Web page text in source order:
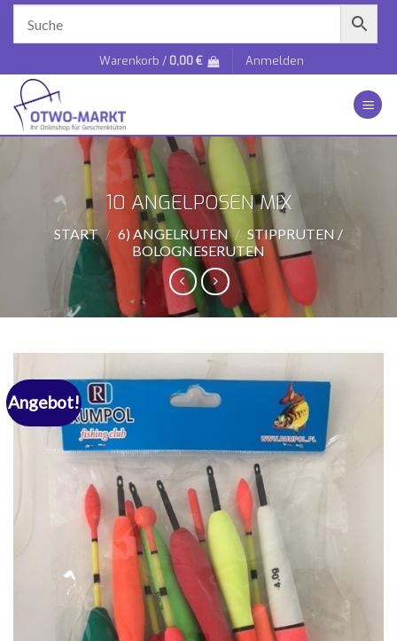
Zum
Inhalt
Warenkorb / 0,00€ Anmelden
10 ANGELPOSEN MIX
START / 6) ANGELRUTEN / STIPPRUTEN /
BOLOGNESERUTEN
Angebot!